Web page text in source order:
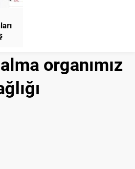
organımız